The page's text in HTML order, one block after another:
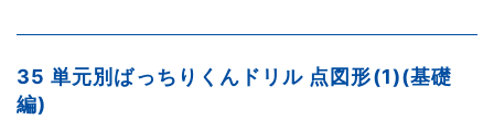
35 単元別ばっちりくんドリル 点図形(1)(基礎
編)